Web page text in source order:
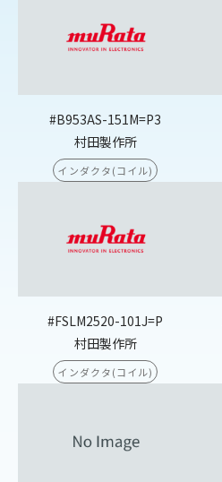
#B953AS-151M=P3
村田製作所
インダクタ(コイル)
#FSLM2520-101J=P
村田製作所
インダクタ(コイル)